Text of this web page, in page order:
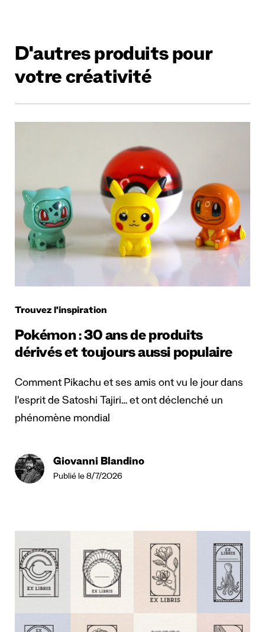
D'autres produits pour
votre créativité
Trouvez l'inspiration
Pokémon : 30 ans de produits
dérivés et toujours aussi populaire
Comment Pikachu et ses amis ont vu le jour dans
l'esprit de Satoshi Tajiri… et ont déclenché un
phénomène mondial
Giovanni Blandino
Publié le 8/7/2026